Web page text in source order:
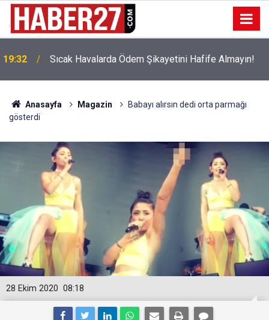
19:32 Sıcak Havalarda Ödem Şikayetini Hafife Almayın!
Anasayfa Magazin
Babayı alırsın dedi orta parmağı
gösterdi
08:18
28 Ekim 2020